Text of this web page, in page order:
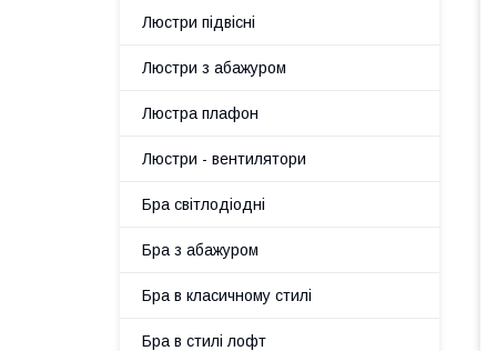
Люстри підвісні
Люстри з абажуром
Люстра плафон
Люстри - вентилятори
Бра світлодіодні
Бра з абажуром
Бра в класичному стилі
Бра в стилі лофт